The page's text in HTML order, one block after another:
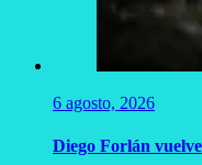
6 agosto, 2026
Diego Forlán